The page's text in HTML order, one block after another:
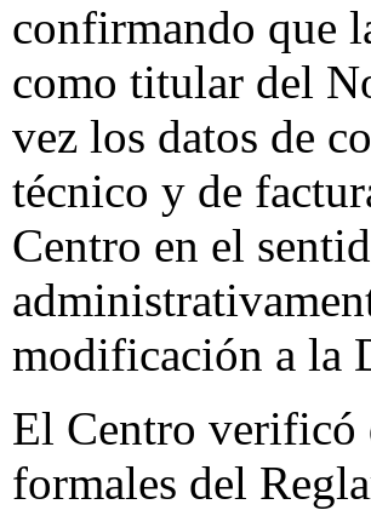
confirmando que
como titular del
vez los datos de
técnico y de
Centro en el
modificación a la
El Centro verificó
formales del